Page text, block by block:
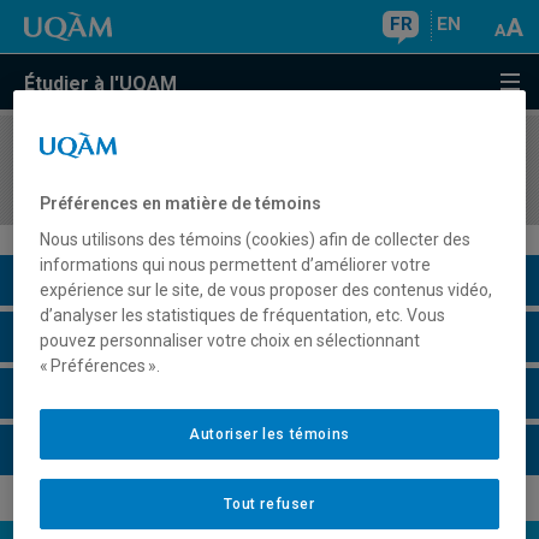
FR EN
Étudier à l'UQAM
COURS//
Description du cours
Horaire - Été 2026
Préférences en matière de témoins
Nous utilisons des témoins (cookies) afin de collecter des
informations qui nous permettent d’améliorer votre
expérience sur le site, de vous proposer des contenus vidéo,
d’analyser les statistiques de fréquentation, etc. Vous
pouvez personnaliser votre choix en sélectionnant
« Préférences ».
Tout refuser
Autoriser les témoins